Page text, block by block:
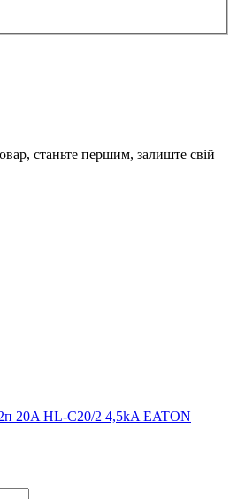
станьте першим, залиште свій
20A HL-C20/2 4,5kA EATON